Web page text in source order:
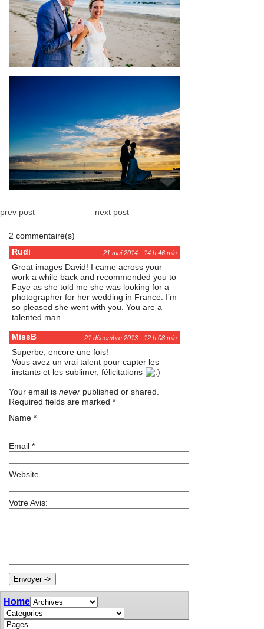
prev post next post
2 commentaire(s)
Rudi
21 mai 2014 - 14 h 46 min
Great images David! I came across your
work a while back and recommended you to
Faye as she told me she was looking for a
photographer for her wedding in France. I’m
so pleased she went with you. You are a
talented man.
MissB 21 décembre 2013 - 12 h 08 min
Superbe, encore une fois!
Vous avez un vrai talent pour capter les
instants et les sublimer, félicitations
Your email is never published or shared.
Required fields are marked *
Name *
Email *
Website
Votre Avis:
Home